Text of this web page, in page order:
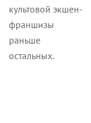
культовой экшен-
франшизы
раньше
остальных.